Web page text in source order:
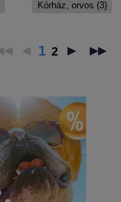
Kórház, orvos (3)
1 2